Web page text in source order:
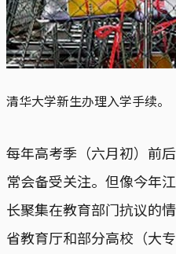
清华大学新生办理入学手续。
每年高考季（六月初）前
常会备受关注。但像今年
长聚集在教育部门抗议的
省教育厅和部分高校（大